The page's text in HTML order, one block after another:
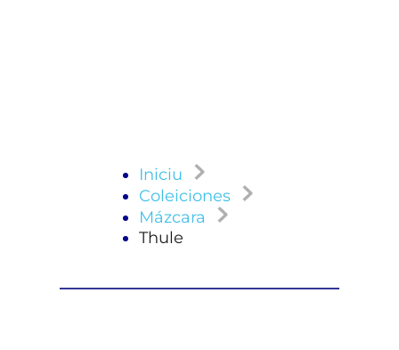
Iniciu
Coleiciones
Mázcara
Thule